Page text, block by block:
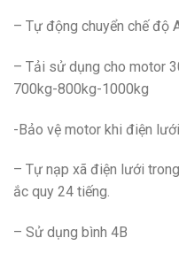
– Tự động chuyển chế độ
– Tải sử dụng cho motor
700kg-800kg-1000kg
-Bảo vệ motor khi điện
– Tự nạp xã điện lưới
ắc quy 24 tiếng.
– Sử dụng bình 4B